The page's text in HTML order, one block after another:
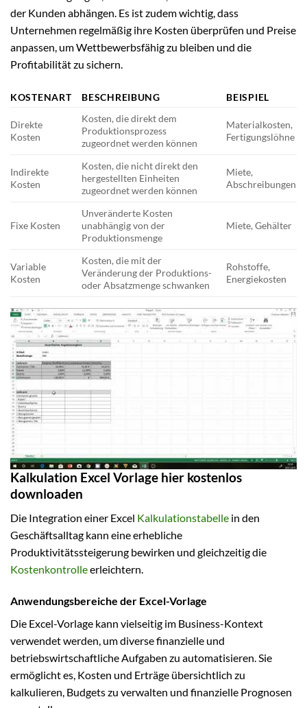
der Kunden abhängen. Es ist zudem wichtig, dass
Unternehmen regelmäßig ihre Kosten überprüfen und Preise
anpassen, um Wettbewerbsfähig zu bleiben und die
Profitabilität zu sichern.
KOSTENART BESCHREIBUNG BEISPIEL
Direkte
Kosten
Kosten, die direkt dem
Produktionsprozess
zugeordnet werden können
Materialkosten,
Fertigungslöhne
Indirekte
Kosten
Kosten, die nicht direkt den
hergestellten Einheiten
zugeordnet werden können
Miete,
Abschreibungen
Fixe Kosten
Unveränderte Kosten
unabhängig von der
Produktionsmenge
Miete, Gehälter
Variable
Kosten
Kosten, die mit der
Veränderung der Produktions-
oder Absatzmenge schwanken
Rohstoffe,
Energiekosten
Kalkulation Excel Vorlage hier kostenlos
downloaden
Die Integration einer Excel Kalkulationstabelle in den
Geschäftsalltag kann eine erhebliche
Produktivitätssteigerung bewirken und gleichzeitig die
Kostenkontrolleerleichtern.
Anwendungsbereiche der Excel-Vorlage
Die Excel-Vorlage kann vielseitig im Business-Kontext
verwendet werden, um diverse finanzielle und
betriebswirtschaftliche Aufgaben zu automatisieren. Sie
ermöglicht es, Kosten und Erträge übersichtlich zu
kalkulieren, Budgets zu verwalten und finanzielle Prognosen